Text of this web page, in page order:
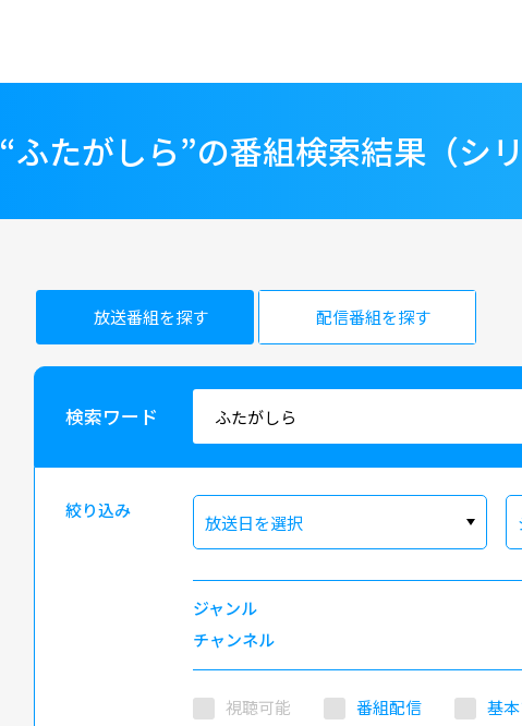
“ふたがしら”の番組検索結果（シリ
放送番組を探す 配信番組を探す
検索ワード
絞り込み
放送日を選択
ジャンル
チャンネル
視聴可能 番組配信 基